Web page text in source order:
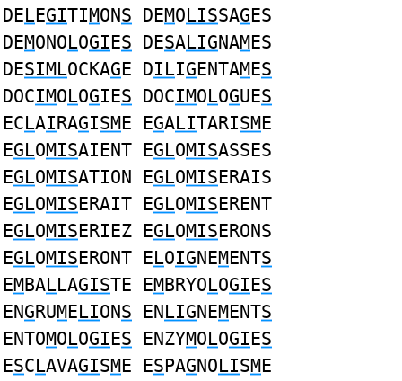
DELEGITIMONS DEMOLISSAGES
DEMONOLOGIES DESALIGNAMES
DESIMLOCKAGE DILIGENTAMES
DOCIMOLOGIES DOCIMOLOGUES
ECLAIRAGISME EGALITARISME
EGLOMISAIENT EGLOMISASSES
EGLOMISATION EGLOMISERAIS
EGLOMISERAIT EGLOMISERENT
EGLOMISERIEZ EGLOMISERONS
EGLOMISERONT ELOIGNEMENTS
EMBALLAGISTE EMBRYOLOGIES
ENGRUMELIONS ENLIGNEMENTS
ENTOMOLOGIES ENZYMOLOGIES
ESCLAVAGISME ESPAGNOLISME